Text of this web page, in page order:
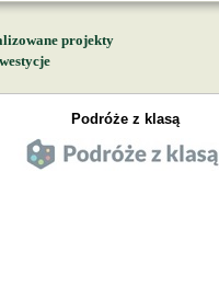
projekty
Podróże z klasą